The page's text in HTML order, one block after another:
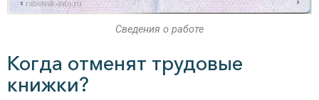
Сведения о работе
Когда отменят трудовые
книжки?